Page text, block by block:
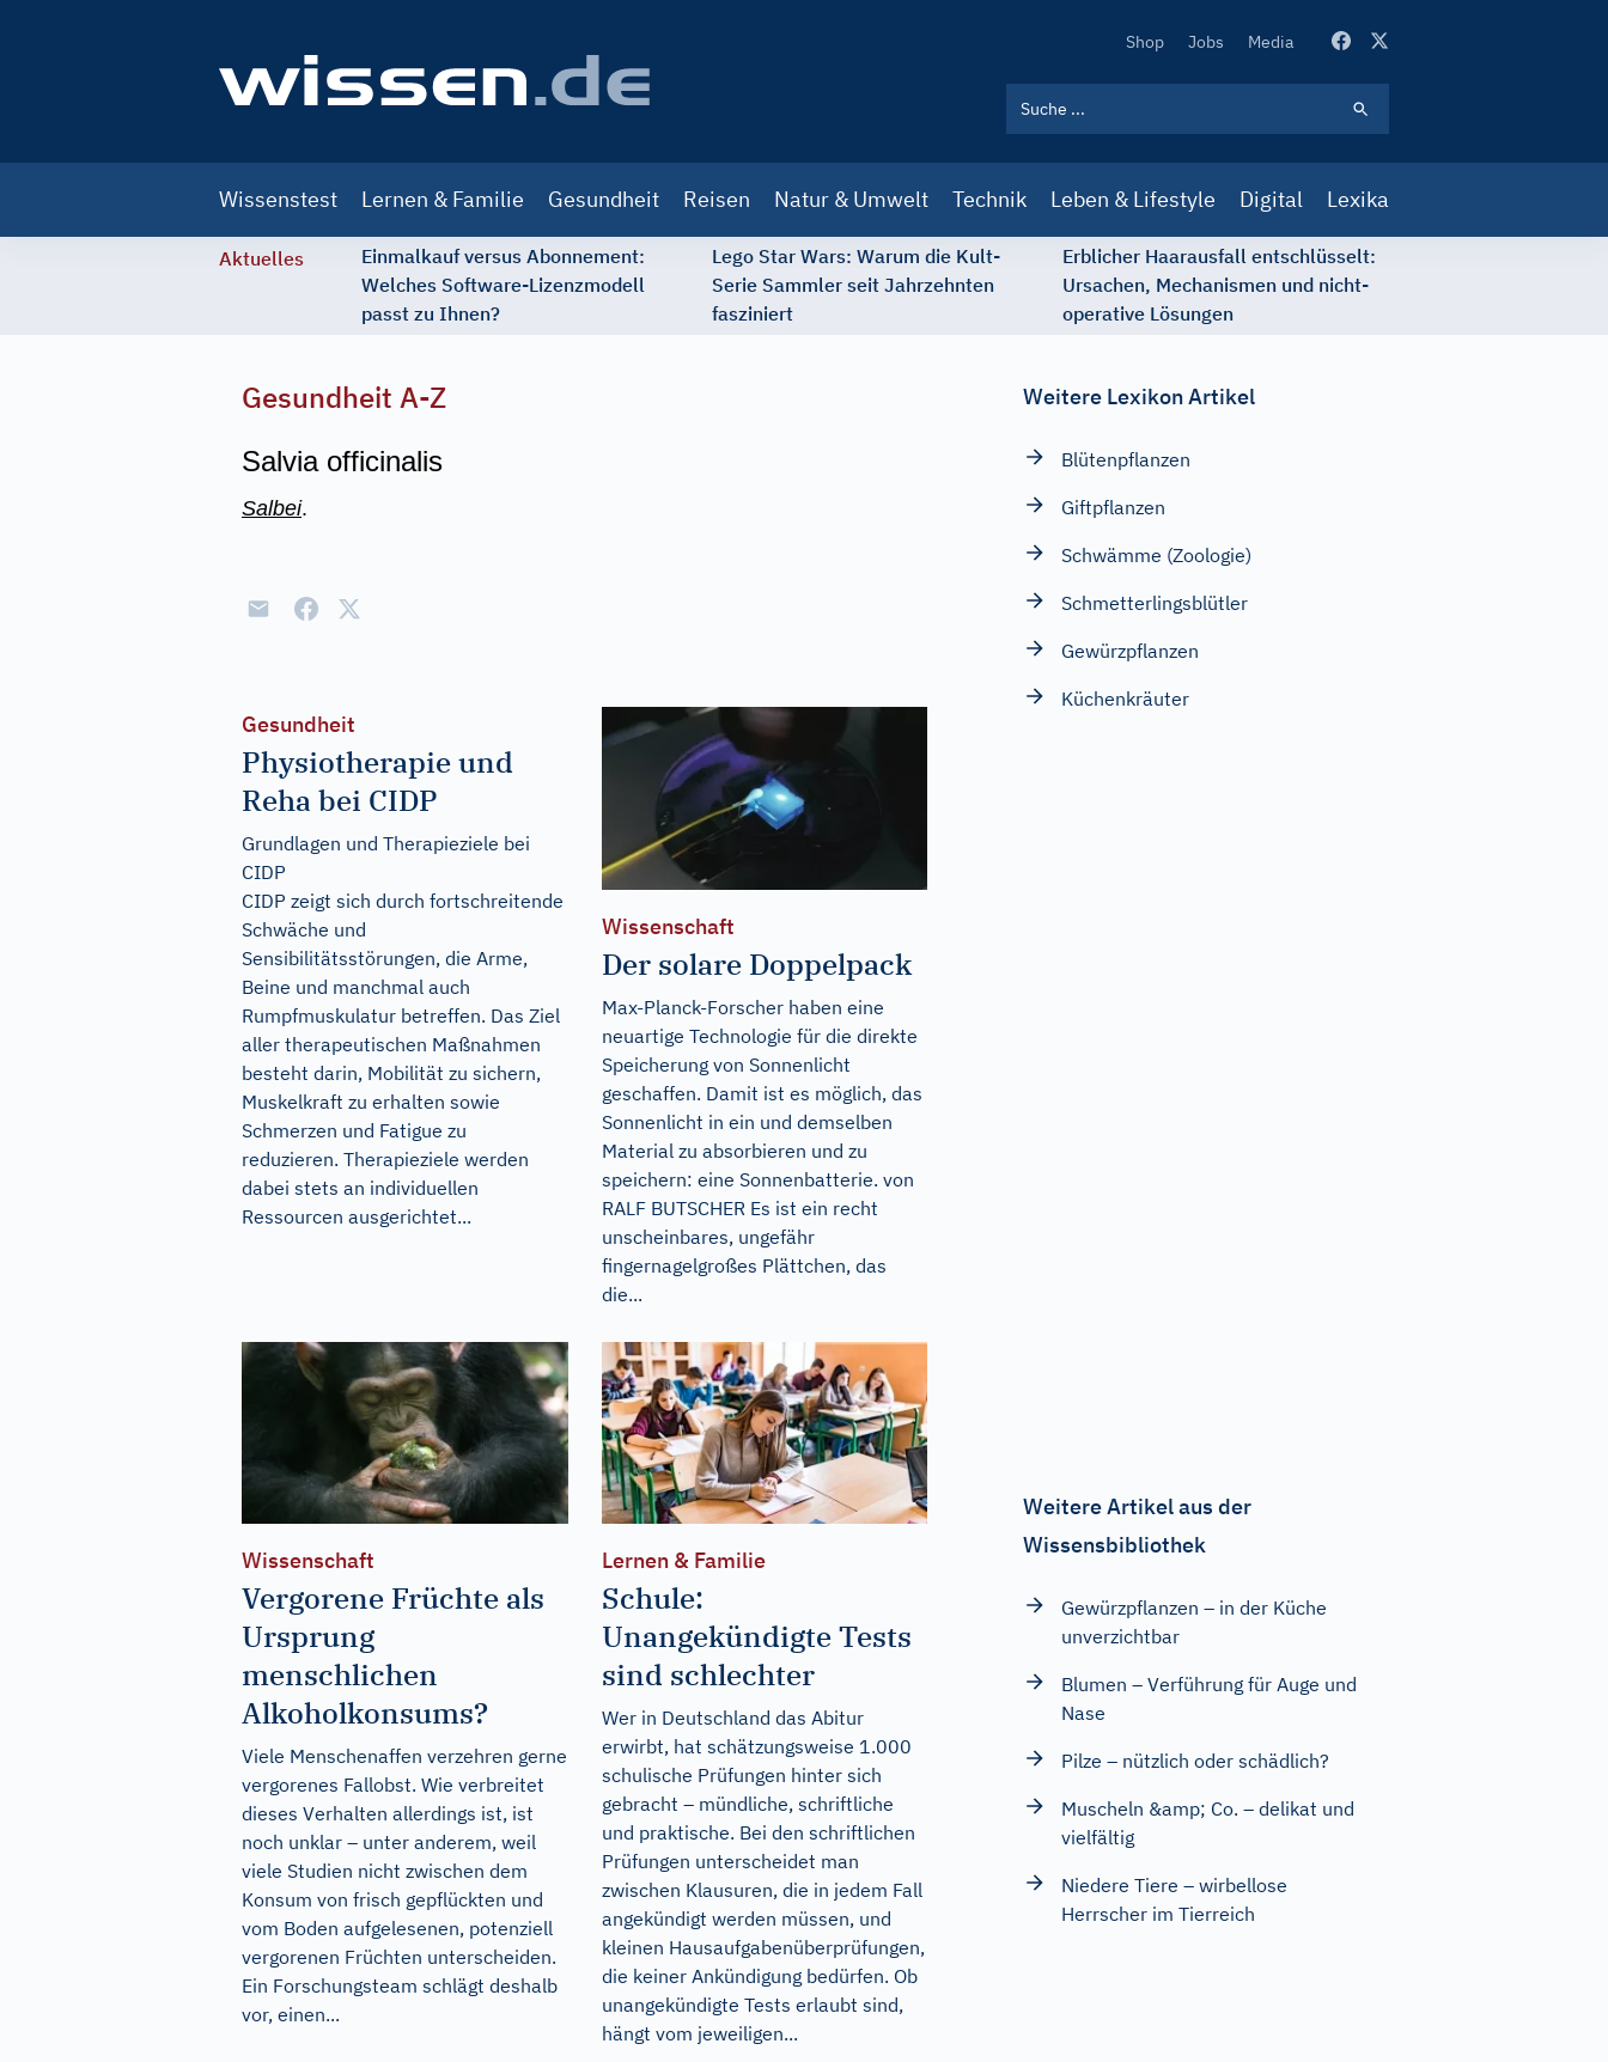
Secondary
Shop Jobs Media
navigation
Wissenstest Lernen & Familie Gesundheit Reisen Natur & Umwelt Technik Leben & Lifestyle Digital Lexika
Aktuelles
Einmalkauf versus Abonnement:
Welches Software-Lizenzmodell
passt zu Ihnen?
Lego Star Wars: Warum die Kult-
Serie Sammler seit Jahrzehnten
fasziniert
Erblicher Haarausfall entschlüsselt:
Ursachen, Mechanismen und nicht-
operative Lösungen
Gesundheit A-Z
Salvia officinalis
Salbei.
Gesundheit
Physiotherapie und
Reha bei CIDP
Grundlagen und Therapieziele bei
CIDP
CIDP zeigt sich durch fortschreitende
Schwäche und
Sensibilitätsstörungen, die Arme,
Beine und manchmal auch
Rumpfmuskulatur betreffen. Das Ziel
aller therapeutischen Maßnahmen
besteht darin, Mobilität zu sichern,
Muskelkraft zu erhalten sowie
Schmerzen und Fatigue zu
reduzieren. Therapieziele werden
dabei stets an individuellen
Ressourcen ausgerichtet...
Wissenschaft
Der solare Doppelpack
Max-Planck-Forscher haben eine
neuartige Technologie für die direkte
Speicherung von Sonnenlicht
geschaffen. Damit ist es möglich, das
Sonnenlicht in ein und demselben
Material zu absorbieren und zu
speichern: eine Sonnenbatterie. von
RALF BUTSCHER Es ist ein recht
unscheinbares, ungefähr
fingernagelgroßes Plättchen, das
die...
Wissenschaft
Vergorene Früchte als
Ursprung
menschlichen
Alkoholkonsums?
Viele Menschenaffen verzehren gerne
vergorenes Fallobst. Wie verbreitet
dieses Verhalten allerdings ist, ist
noch unklar – unter anderem, weil
viele Studien nicht zwischen dem
Konsum von frisch gepflückten und
vom Boden aufgelesenen, potenziell
vergorenen Früchten unterscheiden.
Ein Forschungsteam schlägt deshalb
vor, einen...
Lernen & Familie
Schule:
Unangekündigte Tests
sind schlechter
Wer in Deutschland das Abitur
erwirbt, hat schätzungsweise 1.000
schulische Prüfungen hinter sich
gebracht – mündliche, schriftliche
und praktische. Bei den schriftlichen
Prüfungen unterscheidet man
zwischen Klausuren, die in jedem Fall
angekündigt werden müssen, und
kleinen Hausaufgabenüberprüfungen,
die keiner Ankündigung bedürfen. Ob
unangekündigte Tests erlaubt sind,
hängt vom jeweiligen...
Weitere Lexikon Artikel
Blütenpflanzen
Giftpflanzen
Schwämme (Zoologie)
Schmetterlingsblütler
Gewürzpflanzen
Küchenkräuter
Weitere Artikel aus der
Wissensbibliothek
Gewürzpflanzen – in der Küche
unverzichtbar
Blumen – Verführung für Auge und
Nase
Pilze – nützlich oder schädlich?
Muscheln &amp; Co. – delikat und
vielfältig
Niedere Tiere – wirbellose
Herrscher im Tierreich